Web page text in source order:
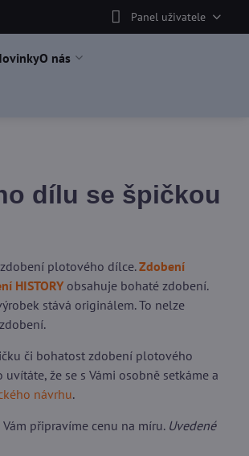
Panel uživatele
O nás
dílu se špičkou
plotového dílce.Zdobení
HISTORYobsahuje bohaté zdobení.
stává originálem. To nelze
či bohatost zdobení plotového
že se s Vámi osobně setkáme a
návrhu.
Vám připravíme cenu na míru. Uvedené